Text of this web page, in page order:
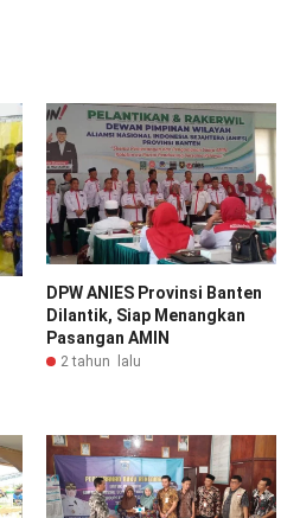
DPW ANIES Provinsi Banten
Dilantik, Siap Menangkan
Pasangan AMIN
2 tahun lalu